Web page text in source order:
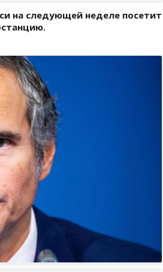
на следующей неделе посетит